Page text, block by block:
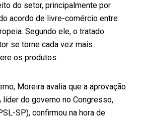
do setor, principalmente por
acordo de livre-comércio entre
Segundo ele, o tratado
se torne cada vez mais
os produtos.
Moreira avalia que a aprovação
do governo no Congresso,
SP), confirmou na hora de